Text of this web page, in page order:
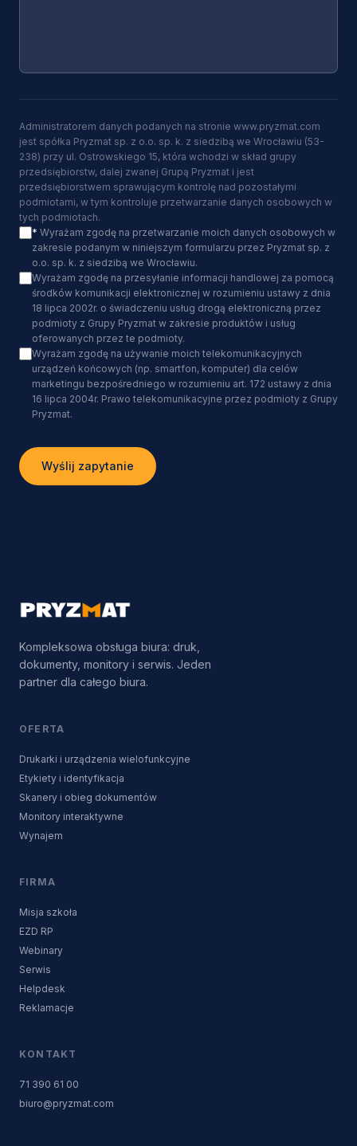
Administratorem danych podanych na stronie www.pryzmat.com
jest spółka Pryzmat sp. z o.o. sp. k. z siedzibą we Wrocławiu (53-
238) przy ul. Ostrowskiego 15, która wchodzi w skład grupy
przedsiębiorstw, dalej zwanej Grupą Pryzmat i jest
przedsiębiorstwem sprawującym kontrolę nad pozostałymi
podmiotami, w tym kontroluje przetwarzanie danych osobowych w
tych podmiotach.
* Wyrażam zgodę na przetwarzanie moich danych osobowych w
zakresie podanym w niniejszym formularzu przez Pryzmat sp. z
o.o. sp. k. z siedzibą we Wrocławiu.
Wyrażam zgodę na przesyłanie informacji handlowej za pomocą
środków komunikacji elektronicznej w rozumieniu ustawy z dnia
18 lipca 2002r. o świadczeniu usług drogą elektroniczną przez
podmioty z Grupy Pryzmat w zakresie produktów i usług
oferowanych przez te podmioty.
Wyrażam zgodę na używanie moich telekomunikacyjnych
urządzeń końcowych (np. smartfon, komputer) dla celów
marketingu bezpośredniego w rozumieniu art. 172 ustawy z dnia
16 lipca 2004r. Prawo telekomunikacyjne przez podmioty z Grupy
Pryzmat.
Wyślij zapytanie
Kompleksowa obsługa biura: druk,
dokumenty, monitory i serwis. Jeden
partner dla całego biura.
OFERTA
Drukarki i urządzenia wielofunkcyjne
Etykiety i identyfikacja
Skanery i obieg dokumentów
Monitory interaktywne
Wynajem
FIRMA
Misja szkoła
EZD RP
Webinary
Serwis
Helpdesk
Reklamacje
KONTAKT
71 390 61 00
biuro@pryzmat.com